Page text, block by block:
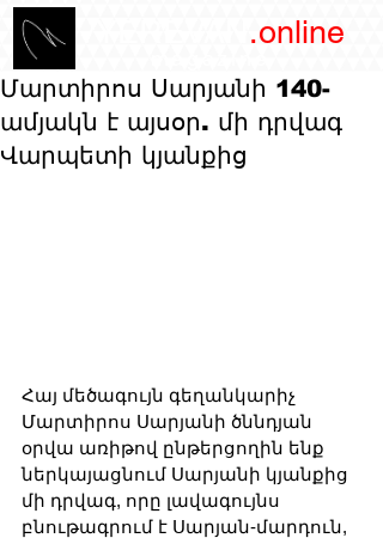
.online
Մարտիրոս Սարյանի 140-
ամյակն է այսօր. մի դրվագ
Վարպետի կյանքից
Հայ մեծագույն գեղանկարիչ
Մարտիրոս Սարյանի ծննդյան
օրվա առիթով ընթերցողին ենք
ներկայացնում Սարյանի կյանքից
մի դրվագ, որը լավագույնս
բնութագրում է Սարյան-մարդուն,